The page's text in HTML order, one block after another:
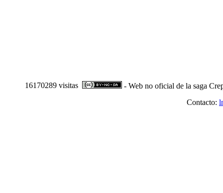
16170289 visitas
- Web no oficial de la saga
Contacto: